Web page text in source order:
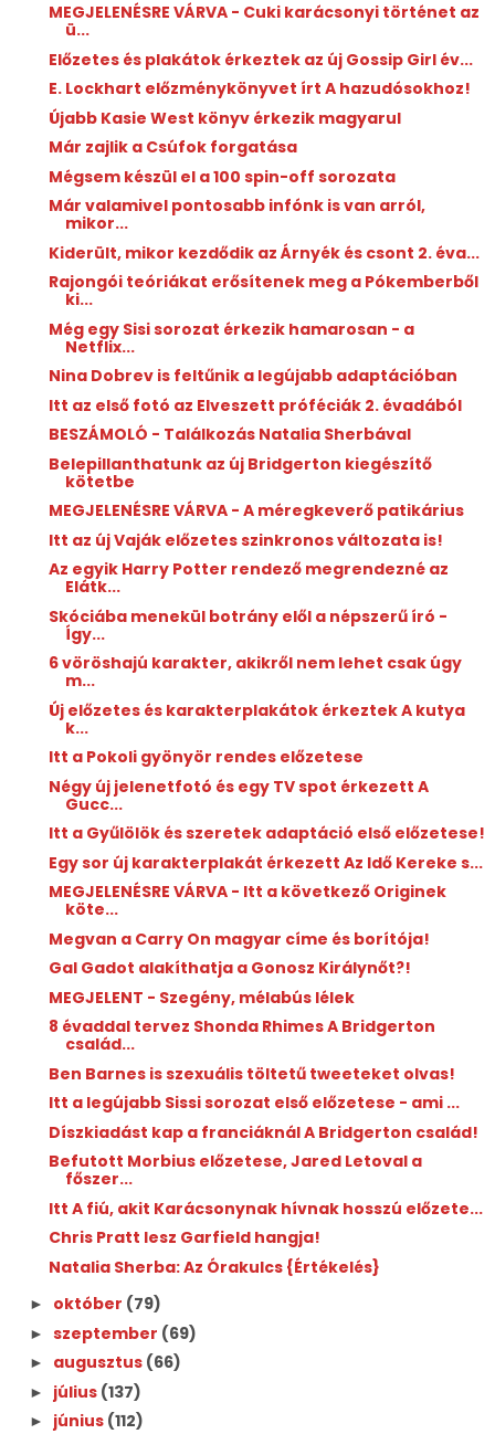
MEGJELENÉSRE VÁRVA - Cuki karácsonyi történet az
ü...
Előzetes és plakátok érkeztek az új Gossip Girl év...
E. Lockhart előzménykönyvet írt A hazudósokhoz!
Újabb Kasie West könyv érkezik magyarul
Már zajlik a Csúfok forgatása
Mégsem készül el a 100 spin-off sorozata
Már valamivel pontosabb infónk is van arról,
mikor...
Kiderült, mikor kezdődik az Árnyék és csont 2. éva...
Rajongói teóriákat erősítenek meg a Pókemberből
ki...
Még egy Sisi sorozat érkezik hamarosan - a
Netflix...
Nina Dobrev is feltűnik a legújabb adaptációban
Itt az első fotó az Elveszett próféciák 2. évadából
BESZÁMOLÓ - Találkozás Natalia Sherbával
Belepillanthatunk az új Bridgerton kiegészítő
kötetbe
MEGJELENÉSRE VÁRVA - A méregkeverő patikárius
Itt az új Vaják előzetes szinkronos változata is!
Az egyik Harry Potter rendező megrendezné az
Elátk...
Skóciába menekül botrány elől a népszerű író -
Így...
6 vöröshajú karakter, akikről nem lehet csak úgy
m...
Új előzetes és karakterplakátok érkeztek A kutya
k...
Itt a Pokoli gyönyör rendes előzetese
Négy új jelenetfotó és egy TV spot érkezett A
Gucc...
Itt a Gyűlölök és szeretek adaptáció első előzetese!
Egy sor új karakterplakát érkezett Az Idő Kereke s...
MEGJELENÉSRE VÁRVA - Itt a következő Originek
köte...
Megvan a Carry On magyar címe és borítója!
Gal Gadot alakíthatja a Gonosz Királynőt?!
MEGJELENT - Szegény, ​mélabús lélek
8 évaddal tervez Shonda Rhimes A Bridgerton
család...
Ben Barnes is szexuális töltetű tweeteket olvas!
Itt a legújabb Sissi sorozat első előzetese - ami ...
Díszkiadást kap a franciáknál A Bridgerton család!
Befutott Morbius előzetese, Jared Letoval a
főszer...
Itt A fiú, akit Karácsonynak hívnak hosszú előzete...
Chris Pratt lesz Garfield hangja!
Natalia Sherba: Az ​Órakulcs {Értékelés}
► október (79)
► szeptember (69)
► augusztus (66)
► július (137)
► június (112)